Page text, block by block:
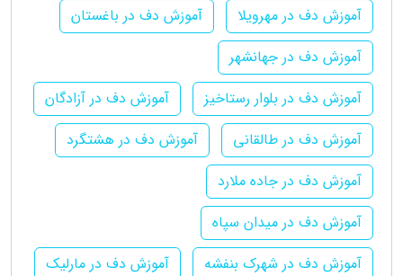
آموزش دف در مهرویلا
آموزش دف در باغستان
آموزش دف در جهانشهر
آموزش دف در بلوار رستاخیز
آموزش دف در آزادگان
آموزش دف در طالقانی
آموزش دف در هشتگرد
آموزش دف در جاده ملارد
آموزش دف در میدان سپاه
آموزش دف در شهرک بنفشه
آموزش دف در مارلیک